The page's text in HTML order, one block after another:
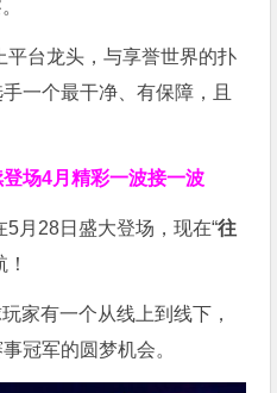
平台龙头，与享誉世界的扑
一个最干净、有保障，且
登场4月精彩一波接一波
月28日盛大登场，现在“往
家有一个从线上到线下，
冠军的圆梦机会。